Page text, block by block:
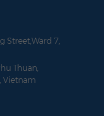
Street,Ward 7,
Thuan,
Vietnam